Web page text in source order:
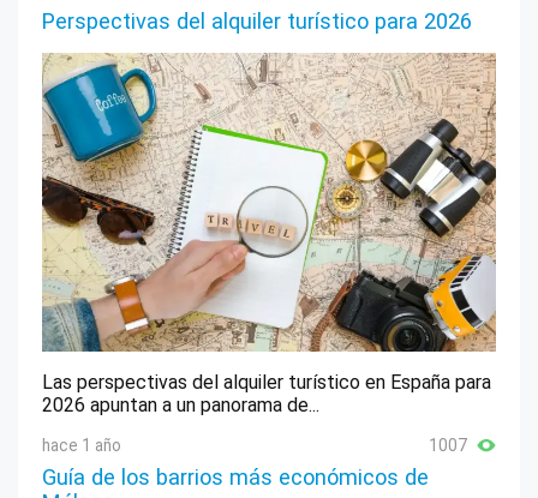
Perspectivas del alquiler turístico para 2026
Las perspectivas del alquiler turístico en España para
2026 apuntan a un panorama de...
hace 1 año 1007
Guía de los barrios más económicos de